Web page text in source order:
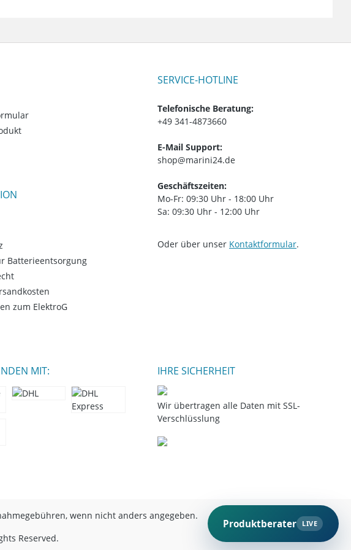
Batterieentsorgung
zum ElektroG
SERVICE-HOTLINE
Telefonische Beratung:
+49 341-4873660
E-Mail Support:
shop@marini24.de
Geschäftszeiten:
Mo-Fr: 09:30 Uhr - 18:00 Uhr
Sa: 09:30 Uhr - 12:00 Uhr
Oder über unser Kontaktformular.
MIT: IHRE SICHERHEIT
Wir übertragen alle Daten mit SSL-
Verschlüsslung
wenn nicht anders angegeben.
Reserved.
Produktberater LIVE